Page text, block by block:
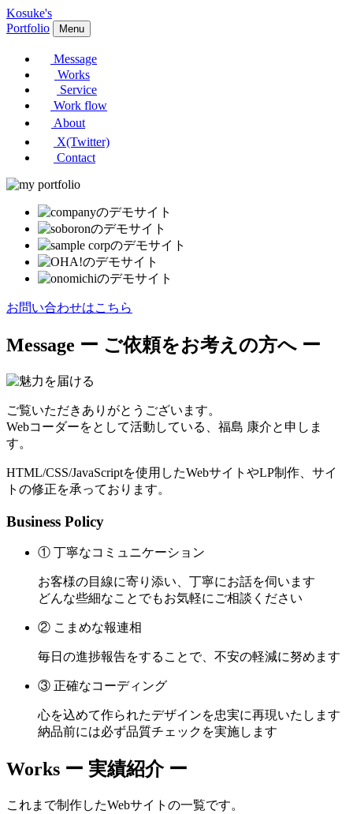
Kosuke's
Portfolio
Menu
Message
Works
Service
Work flow
About
X(Twitter)
Contact
お問い合わせはこちら
Message ー ご依頼をお考えの方へ ー
ご覧いただきありがとうございます。
Webコーダーをとして活動している、福島 康介と申しま
す。
HTML/CSS/JavaScriptを使用したWebサイトやLP制作、サイ
トの修正を承っております。
Business Policy
① 丁寧なコミュニケーション
お客様の目線に寄り添い、丁寧にお話を伺います
どんな些細なことでもお気軽にご相談ください
② こまめな報連相
毎日の進捗報告をすることで、不安の軽減に努めます
③ 正確なコーディング
心を込めて作られたデザインを忠実に再現いたします
納品前には必ず品質チェックを実施します
Works ー 実績紹介 ー
これまで制作したWebサイトの一覧です。